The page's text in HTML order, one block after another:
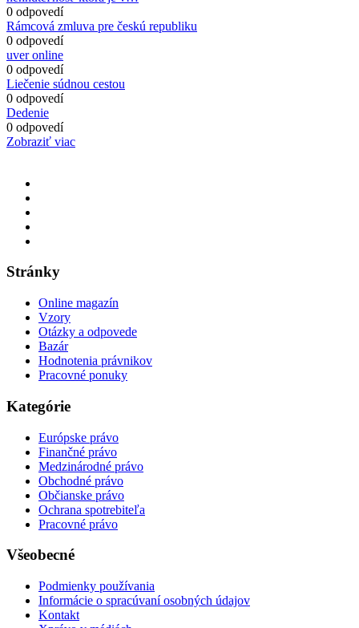
0 odpovedí
Rámcová zmluva pre českú republiku
0 odpovedí
uver online
0 odpovedí
Liečenie súdnou cestou
0 odpovedí
Dedenie
0 odpovedí
Zobraziť viac
Stránky
Online magazín
Vzory
Otázky a odpovede
Bazár
Hodnotenia právnikov
Pracovné ponuky
Kategórie
Európske právo
Finančné právo
Medzinárodné právo
Obchodné právo
Občianske právo
Ochrana spotrebiteľa
Pracovné právo
Všeobecné
Podmienky používania
Informácie o spracúvaní osobných údajov
Kontakt